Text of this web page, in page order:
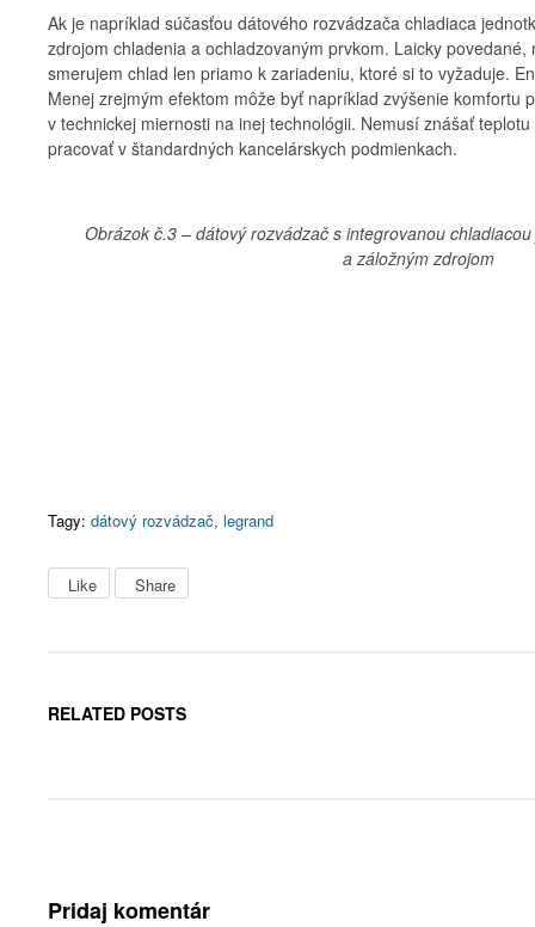
Ak je napríklad súčasťou dátového rozvádzača chladiaca
zdrojom chladenia a ochladzovaným prvkom. Laicky
smerujem chlad len priamo k zariadeniu, ktoré si to vyžaduje.
Menej zrejmým efektom môže byť napríklad zvýšenie komfortu
v technickej miernosti na inej technológii. Nemusí znášať
pracovať v štandardných kancelárskych podmienkach.
Obrázok č.3 – dátový rozvádzač s integrovanou
a záložným zdrojom
Tagy: dátový rozvádzač, legrand
Like Share
RELATED POSTS
Pridaj komentár